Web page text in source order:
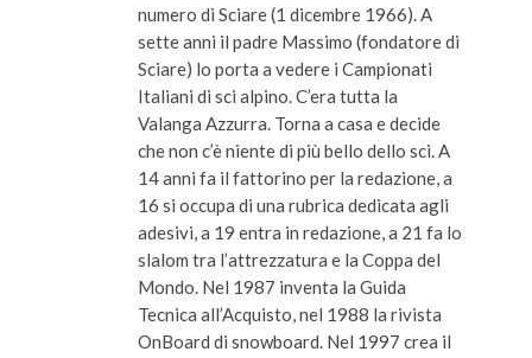
numero di Sciare (1 dicembre 1966). A
sette anni il padre Massimo (fondatore di
Sciare) lo porta a vedere i Campionati
Italiani di sci alpino. C’era tutta la
Valanga Azzurra. Torna a casa e decide
che non c’è niente di più bello dello sci. A
14 anni fa il fattorino per la redazione, a
16 si occupa di una rubrica dedicata agli
adesivi, a 19 entra in redazione, a 21 fa lo
slalom tra l’attrezzatura e la Coppa del
Mondo. Nel 1987 inventa la Guida
Tecnica all’Acquisto, nel 1988 la rivista
OnBoard di snowboard. Nel 1997 crea il